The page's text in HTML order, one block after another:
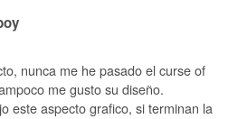
nunca me he pasado el curse of
me gusto su diseño.
este aspecto grafico, si terminan la